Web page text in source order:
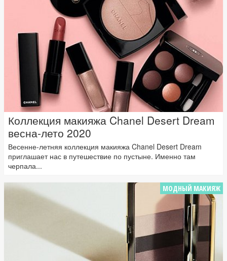
Коллекция макияжа Chanel Desert Dream
весна-лето 2020
Весенне-летняя коллекция макияжа Chanel Desert Dream
приглашает нас в путешествие по пустыне. Именно там
черпала...
МОДНЫЙ МАКИЯЖ